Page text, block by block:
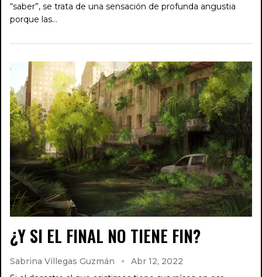
“saber”, se trata de una sensación de profunda angustia
porque las…
¿Y SI EL FINAL NO TIENE FIN?
Sabrina Villegas Guzmán
Abr 12, 2022